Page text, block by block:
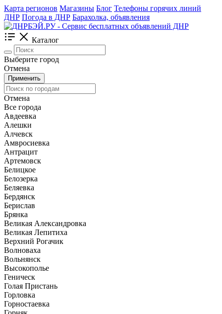
Карта регионов Магазины Блог Телефоны горячих линий
ДНР Погода в ДНР Барахолка, объявления
Каталог
Выберите город
Отмена
Применить
Отмена
Все города
Авдеевка
Алешки
Алчевск
Амвросиевка
Антрацит
Артемовск
Белицкое
Белозерка
Беляевка
Бердянск
Берислав
Брянка
Великая Александровка
Великая Лепитиха
Верхний Рогачик
Волноваха
Вольнянск
Высокополье
Геническ
Голая Пристань
Горловка
Горностаевка